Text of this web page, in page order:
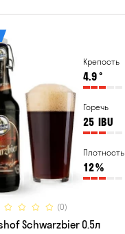
Крепость
4.9°
Горечь
25 IBU
Плотность
12%
(0)
Schwarzbier 0.5л